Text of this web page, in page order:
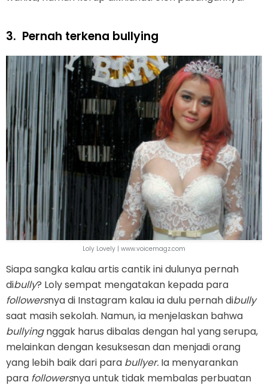
3. Pernah terkena bullying
Loly Lovely | www.voicemagz.com
Siapa sangka kalau artis cantik ini dulunya pernah
dibully? Loly sempat mengatakan kepada para
followersnya di Instagram kalau ia dulu pernah dibully
saat masih sekolah. Namun, ia menjelaskan bahwa
bullyingnggak harus dibalas dengan hal yang serupa,
melainkan dengan kesuksesan dan menjadi orang
yang lebih baik dari para bullyer. Ia menyarankan
para followersnya untuk tidak membalas perbuatan